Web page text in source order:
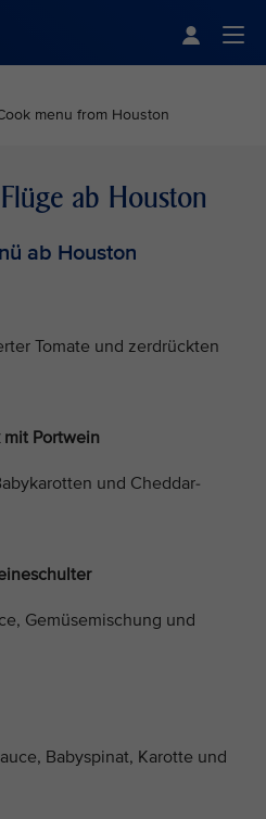
menu from Houston
ab Houston
ab Houston
Tomate und zerdrückten
mit Portwein
und Cheddar-
Gemüsemischung und
Babyspinat, Karotte und